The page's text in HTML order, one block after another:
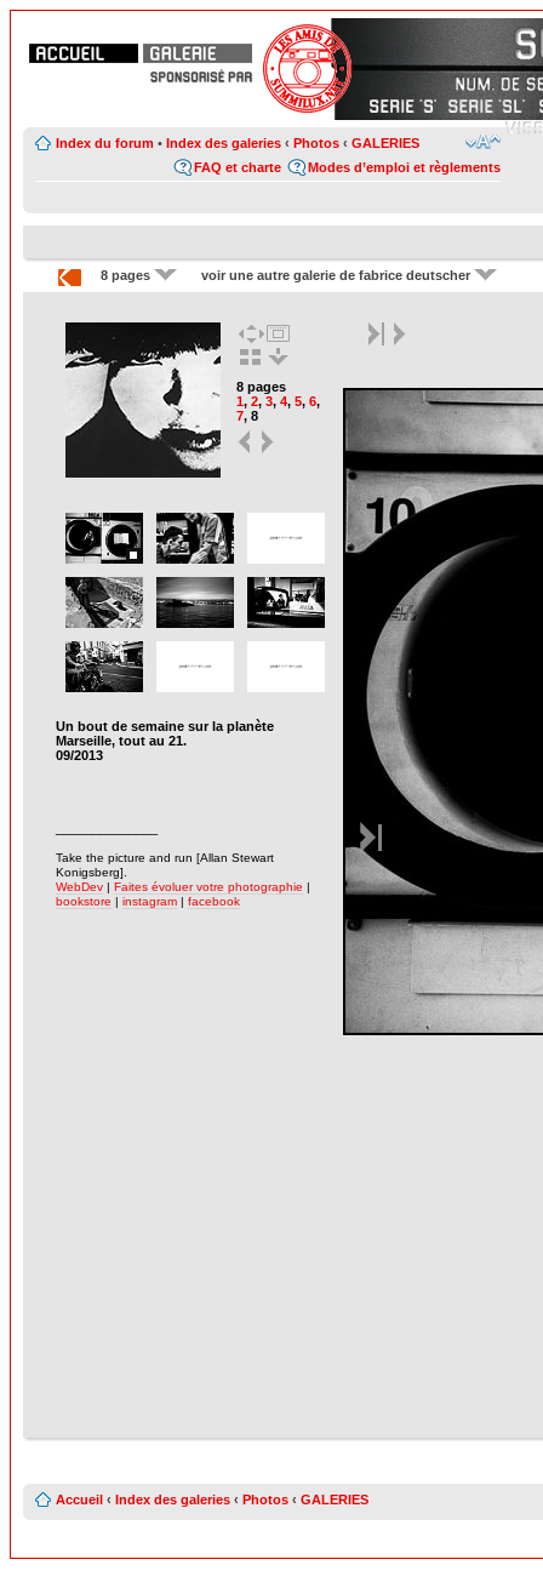
Index du forum • Index des galeries ‹ Photos ‹ GALERIES
Modes d’emploi et règlements
FAQ et charte
8 pages voir une autre galerie de fabrice deutscher
8 pages
1, 2, 3, 4, 5, 6,
7, 8
Un bout de semaine sur la planète
Marseille, tout au 21.
09/2013
Take the picture and run [Allan Stewart
Konigsberg].
WebDev | Faites évoluer votre photographie |
bookstore | instagram | facebook
Accueil ‹ Index des galeries ‹ Photos ‹ GALERIES